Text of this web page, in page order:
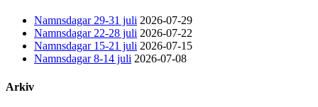
Namnsdagar 29-31 juli 2026-07-29
Namnsdagar 22-28 juli 2026-07-22
Namnsdagar 15-21 juli 2026-07-15
Namnsdagar 8-14 juli 2026-07-08
Arkiv